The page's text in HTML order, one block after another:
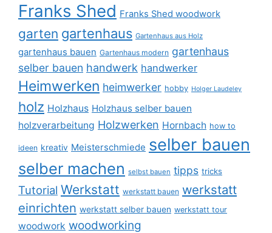
Franks Shed Franks Shed woodwork
garten gartenhaus Gartenhaus aus Holz
gartenhaus bauen Gartenhaus modern gartenhaus
selber bauen handwerk handwerker
Heimwerken heimwerker hobby Holger Laudeley
holz Holzhaus Holzhaus selber bauen
holzverarbeitung Holzwerken Hornbach how to
ideen kreativ Meisterschmiede selber bauen
selber machen selbst bauen tipps tricks
Tutorial Werkstatt werkstatt bauen werkstatt
einrichten werkstatt selber bauen werkstatt tour
woodwork woodworking